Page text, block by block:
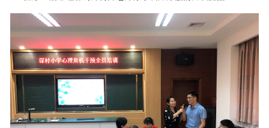
通过与学校进行合作，降低青少年危机事件的发生
对能力，促进青少年心理健康的发展。